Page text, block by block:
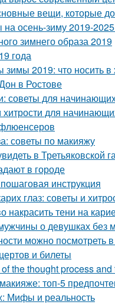
вещи, которые
осень-зиму 2019-2025
зимнего образа 2019
года
2019: что носить в
в Ростове
советы для
для
советы по макияжу
в Третьяковской
в городе
инструкция
глаз: советы и
накрасить тени на
о девушках без
можно посмотреть
и билеты
the thought process
топ-5
Мифы и реальность